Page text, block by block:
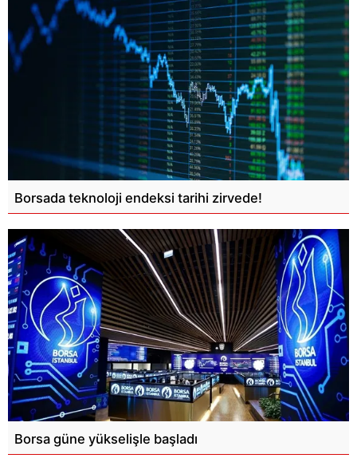
Borsada teknoloji endeksi tarihi zirvede!
Borsa güne yükselişle başladı